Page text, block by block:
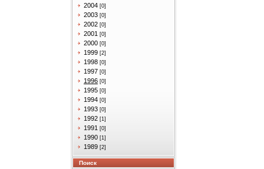
2004 [0]
2003 [0]
2002 [0]
2001 [0]
2000 [0]
1999 [2]
1998 [0]
1997 [0]
1996 [0]
1995 [0]
1994 [0]
1993 [0]
1992 [1]
1991 [0]
1990 [1]
1989 [2]
Поиск